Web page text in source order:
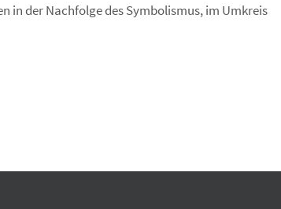
in der Nachfolge des Symbolismus, im Umkreis